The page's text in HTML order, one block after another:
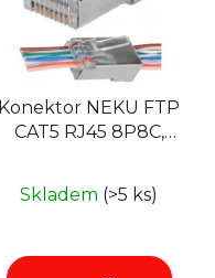
Konektor NEKU FTP
CAT5 RJ45 8P8C,
Skladem (>5 ks)